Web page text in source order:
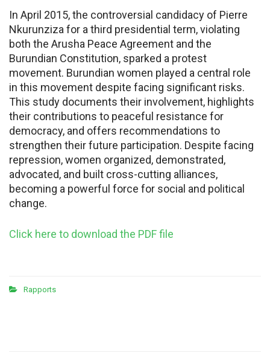
In April 2015, the controversial candidacy of Pierre
Nkurunziza for a third presidential term, violating
both the Arusha Peace Agreement and the
Burundian Constitution, sparked a protest
movement. Burundian women played a central role
in this movement despite facing significant risks.
This study documents their involvement, highlights
their contributions to peaceful resistance for
democracy, and offers recommendations to
strengthen their future participation. Despite facing
repression, women organized, demonstrated,
advocated, and built cross-cutting alliances,
becoming a powerful force for social and political
change.
Click here to download the PDF file
Rapports